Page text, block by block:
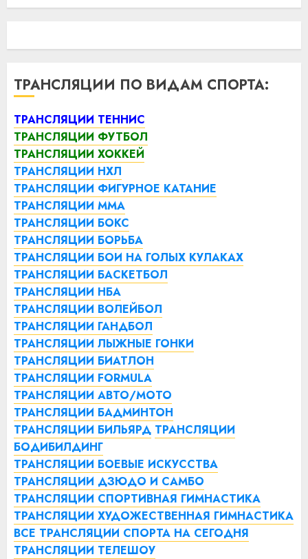
ТРАНСЛЯЦИИ ПО ВИДАМ СПОРТА:
ТРАНСЛЯЦИИ ТЕННИС
ТРАНСЛЯЦИИ ФУТБОЛ
ТРАНСЛЯЦИИ ХОККЕЙ
ТРАНСЛЯЦИИ НХЛ
ТРАНСЛЯЦИИ ФИГУРНОЕ КАТАНИЕ
ТРАНСЛЯЦИИ ММА
ТРАНСЛЯЦИИ БОКС
ТРАНСЛЯЦИИ БОРЬБА
ТРАНСЛЯЦИИ БОИ НА ГОЛЫХ КУЛАКАХ
ТРАНСЛЯЦИИ БАСКЕТБОЛ
ТРАНСЛЯЦИИ НБА
ТРАНСЛЯЦИИ ВОЛЕЙБОЛ
ТРАНСЛЯЦИИ ГАНДБОЛ
ТРАНСЛЯЦИИ ЛЫЖНЫЕ ГОНКИ
ТРАНСЛЯЦИИ БИАТЛОН
ТРАНСЛЯЦИИ FORMULA
ТРАНСЛЯЦИИ АВТО/МОТО
ТРАНСЛЯЦИИ БАДМИНТОН
ТРАНСЛЯЦИИ БИЛЬЯРД ТРАНСЛЯЦИИ
БОДИБИЛДИНГ
ТРАНСЛЯЦИИ БОЕВЫЕ ИСКУССТВА
ТРАНСЛЯЦИИ ДЗЮДО И САМБО
ТРАНСЛЯЦИИ СПОРТИВНАЯ ГИМНАСТИКА
ТРАНСЛЯЦИИ ХУДОЖЕСТВЕННАЯ ГИМНАСТИКА
ВСЕ ТРАНСЛЯЦИИ СПОРТА НА СЕГОДНЯ
ТРАНСЛЯЦИИ ТЕЛЕШОУ